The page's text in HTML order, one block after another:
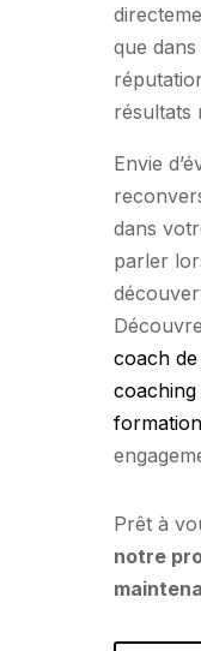
que dans
résultats
Envie
dans
parler
coach de
Prêt à
notre